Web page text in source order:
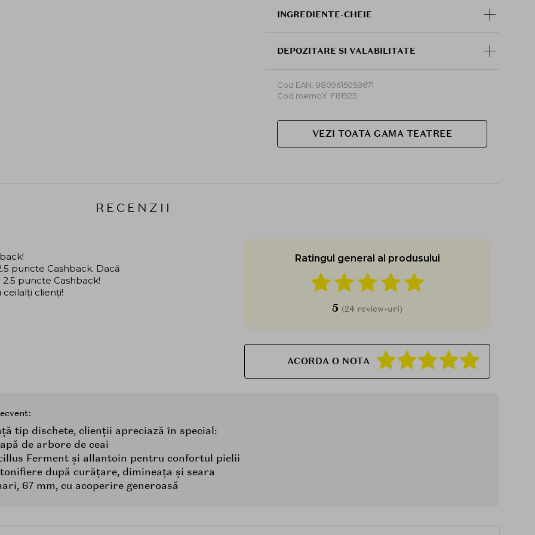
INGREDIENTE-CHEIE
DEPOZITARE SI VALABILITATE
Cod EAN: 8809615058671
Cod memoX: F81925
VEZI TOATA GAMA TEATREE
RECENZII
Ratingul general al produsului
5 (24 review-uri)
ACORDA O NOTA
puncte Cashback. Dacă
puncte Cashback!
clienți!
tip dischete, clienții apreciază în special:
de arbore de ceai
Ferment și allantoin pentru confortul pielii
după curățare, dimineața și seara
67 mm, cu acoperire generoasă